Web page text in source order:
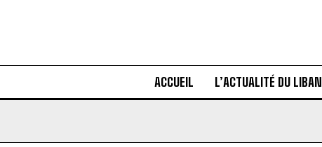
ACCUEIL L’ACTUALITÉ DU LIBAN